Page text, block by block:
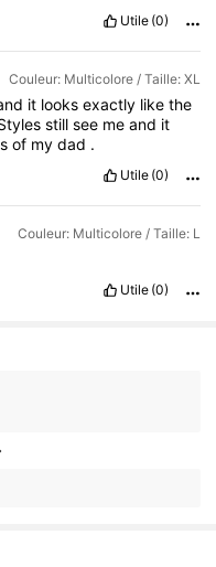
Utile (0)
Couleur: Multicolore / Taille: XL
it looks exactly like the
stillsee meand it
of mydad .
Utile (0)
Couleur: Multicolore / Taille: L
Utile (0)